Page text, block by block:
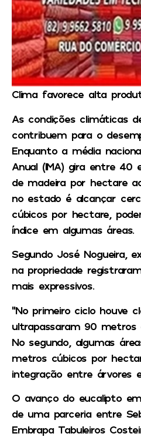
Clima favorece alta
As condições climáticas
contribuem para o
Enquanto a média
Anual (IMA) gira entre
de madeira por hectare
no estado é alcançar
cúbicos por hectare,
índice em algumas áreas.
Segundo José Nogueira,
na propriedade
mais expressivos.
“No primeiro ciclo houve
ultrapassaram 90 metros
No segundo, algumas
metros cúbicos por
integração entre árvores
O avanço do eucalipto
de uma parceria entre
Embrapa Tabuleiros